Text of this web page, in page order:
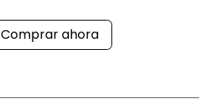
Comprar ahora